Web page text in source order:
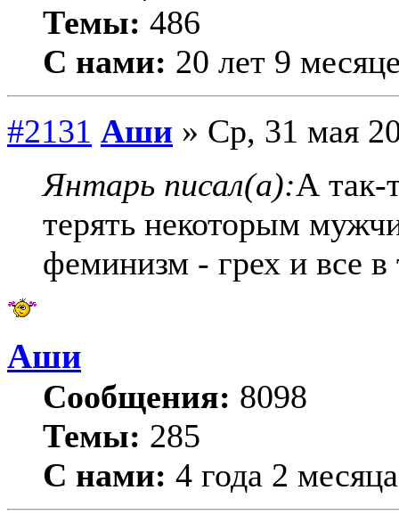
Темы: 486
С нами: 20 лет 9
#2131 Аши » Ср, 31 мая
Янтарь писал(а):А так-
терять некоторым
феминизм - грех и все в
Аши
Сообщения: 8098
Темы: 285
С нами: 4 года 2 месяца